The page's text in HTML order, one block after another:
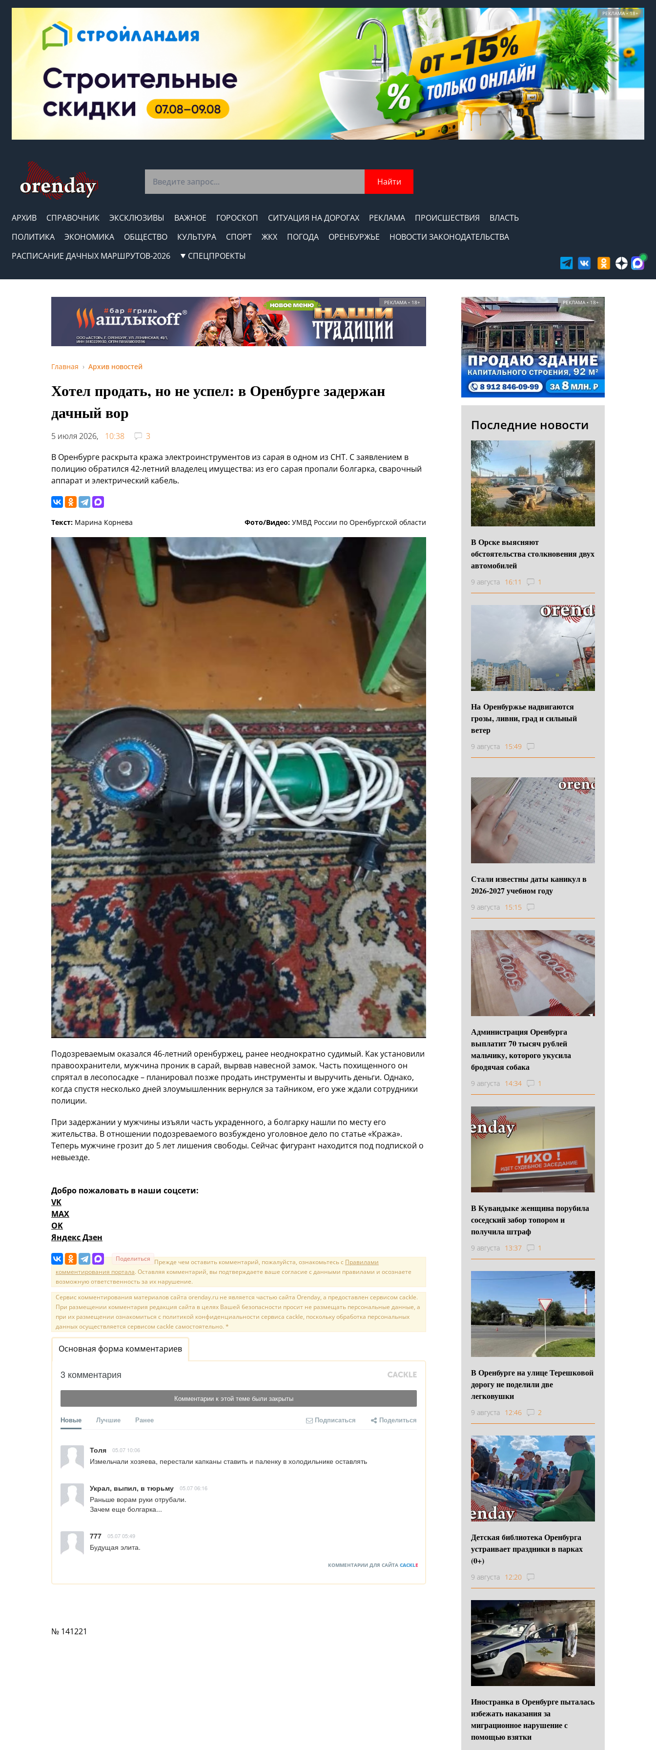
РЕКЛАМА • 18+
Найти
АРХИВ СПРАВОЧНИК ЭКСКЛЮЗИВЫ ВАЖНОЕ ГОРОСКОП СИТУАЦИЯ НА ДОРОГАХ РЕКЛАМА ПРОИСШЕСТВИЯ
ВЛАСТЬ
ПОЛИТИКА
ЭКОНОМИКА ОБЩЕСТВО КУЛЬТУРА СПОРТ ЖКХ ПОГОДА ОРЕНБУРЖЬЕ
НОВОСТИ ЗАКОНОДАТЕЛЬСТВА
РАСПИСАНИЕ ДАЧНЫХ МАРШРУТОВ-2026
СПЕЦПРОЕКТЫ
РЕКЛАМА • 18+
Главная Архив новостей
Хотел продать, но не успел: в Оренбурге задержан
дачный вор
5 июля 2026, 10:38
3
В Оренбурге раскрыта кража электроинструментов из сарая в одном из СНТ. С заявлением в
полицию обратился 42‑летний владелец имущества: из его сарая пропали болгарка, сварочный
аппарат и электрический кабель.
Текст: Марина Корнева Фото/Видео: УМВД России по Оренбургской области
Подозреваемым оказался 46‑летний оренбуржец, ранее неоднократно судимый. Как установили
правоохранители, мужчина проник в сарай, вырвав навесной замок. Часть похищенного он
спрятал в лесопосадке – планировал позже продать инструменты и выручить деньги. Однако,
когда спустя несколько дней злоумышленник вернулся за тайником, его уже ждали сотрудники
полиции.
При задержании у мужчины изъяли часть украденного, а болгарку нашли по месту его
жительства. В отношении подозреваемого возбуждено уголовное дело по статье «Кража».
Теперь мужчине грозит до 5 лет лишения свободы. Сейчас фигурант находится под подпиской о
невыезде.
Добро пожаловать в наши соцсети:
VK
MAX
OK
Яндекс Дзен
Поделиться Прежде чем оставить комментарий, пожалуйста, ознакомьтесь с Правилами
комментирования портала. Оставляя комментарий, вы подтверждаете ваше согласие с данными правилами и осознаете
возможную ответственность за их нарушение.
Сервис комментирования материалов сайта orenday.ru не является частью сайта Orenday, а предоставлен сервисом cackle.
При размещении комментария редакция сайта в целях Вашей безопасности просит не размещать персональные данные, а
при их размещении ознакомиться с политикой конфиденциальности сервиса cackle, поскольку обработка персональных
данных осуществляется сервисом cackle самостоятельно. *
Основная форма комментариев
3 комментария
Комментарии к этой теме были закрыты
Новые Лучшие Ранее Подписаться Поделиться
Толя 05.07 10:06
Измельчали хозяева, перестали капканы ставить и паленку в холодильнике оставлять
Украл, выпил, в тюрьму 05.07 06:16
Раньше ворам руки отрубали.
Зачем еще болгарка...
777 05.07 05:49
Будущая элита.
КОММЕНТАРИИ ДЛЯ САЙТА CACKLE
№ 141221
РЕКЛАМА • 18+
Последние новости
В Орске выясняют
обстоятельства столкновения двух
автомобилей
9 августа 16:11 1
На Оренбуржье надвигаются
грозы, ливни, град и сильный
ветер
9 августа 15:49
Стали известны даты каникул в
2026-2027 учебном году
9 августа 15:15
Администрация Оренбурга
выплатит 70 тысяч рублей
мальчику, которого укусила
бродячая собака
9 августа 14:34 1
В Кувандыке женщина порубила
соседский забор топором и
получила штраф
9 августа 13:37 1
В Оренбурге на улице Терешковой
дорогу не поделили две
легковушки
9 августа 12:46 2
Детская библиотека Оренбурга
устраивает праздники в парках
(0+)
9 августа 12:20
Иностранка в Оренбурге пыталась
избежать наказания за
миграционное нарушение с
помощью взятки